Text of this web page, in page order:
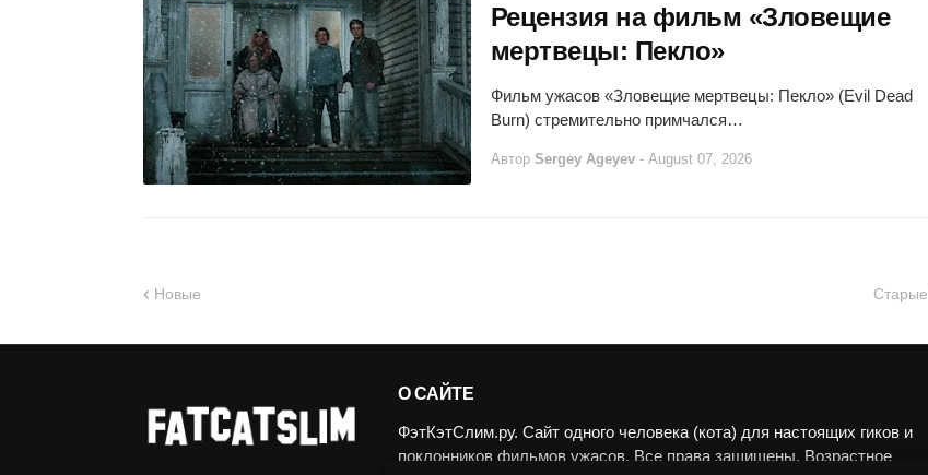
Рецензия на фильм «Зловещие
мертвецы: Пекло»
Фильм ужасов «Зловещие мертвецы: Пекло» (Evil Dead
Burn) стремительно примчался…
Автор Sergey Ageyev - August 07, 2026
Новые Старые
О САЙТЕ
ФэтКэтСлим.ру. Сайт одного человека (кота) для настоящих гиков и
поклонников фильмов ужасов. Все права защищены. Возрастное